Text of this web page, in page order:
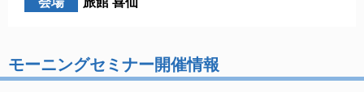
モーニングセミナー開催情報